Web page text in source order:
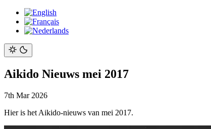
Aikido Nieuws mei 2017
7th Mar 2026
Hier is het Aikido-nieuws van mei 2017.